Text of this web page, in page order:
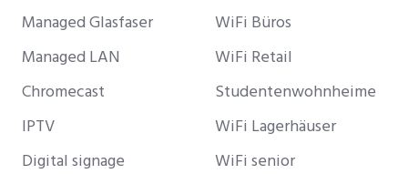
Managed Glasfaser
Managed LAN
Chromecast
IPTV
Digital signage
WiFi Büros
WiFi Retail
Studentenwohnheime
WiFi Lagerhäuser
WiFi senior